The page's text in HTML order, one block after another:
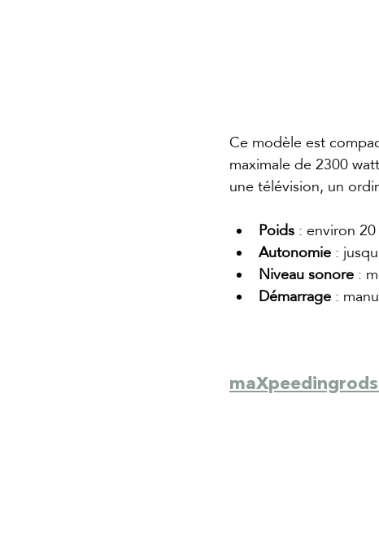
Ce modèle est
maximale de 2300
une télévision, un
Poids : environ
Autonomie :
Niveau sonore :
Démarrage :